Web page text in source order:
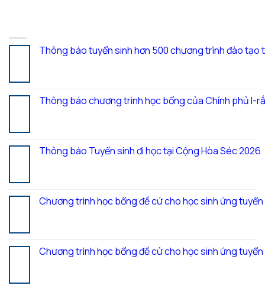
Thông báo tuyển sinh hơn 500 chương trình đào tạo
Thông báo chương trình học bổng của Chính phủ I-
Thông báo Tuyển sinh đi học tại Cộng Hòa Séc 2026
Chương trình học bổng đề cử cho học sinh ứng
Chương trình học bổng đề cử cho học sinh ứng